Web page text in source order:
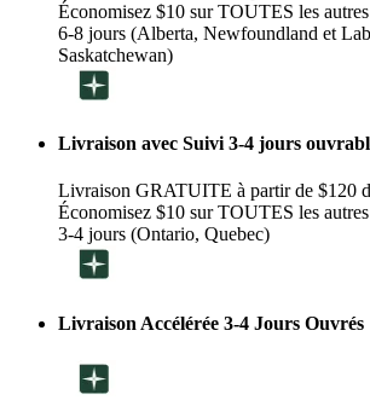
Économisez $10 sur TOUTES les
6-8 jours (Alberta, Newfoundland et
Saskatchewan)
Livraison avec Suivi 3-4 jours
Livraison GRATUITE à partir de $120
Économisez $10 sur TOUTES les
3-4 jours (Ontario, Quebec)
Livraison Accélérée 3-4 Jours Ouvrés